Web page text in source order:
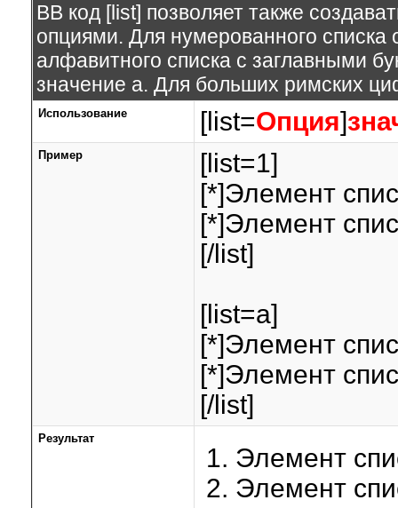
BB код [list] позволяет также
опциями. Для нумерованного
алфавитного списка с заглавными
значение а. Для больших римских
Использование [list=Опция]
Пример
[list=1]
[*]Элемент
[*]Элемент
[/list]
[list=a]
[*]Элемент
[*]Элемент
[/list]
Результат
Элемент
Элемент